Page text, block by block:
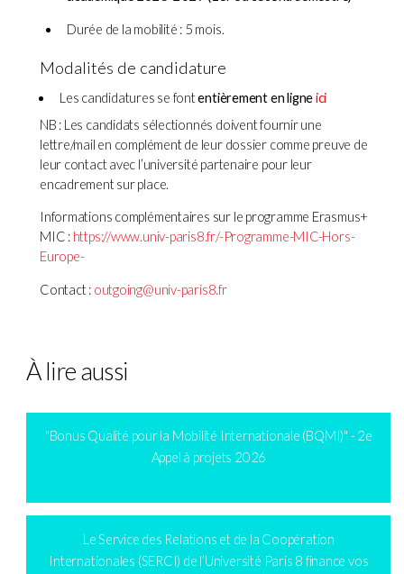
Durée de la mobilité : 5 mois.
Modalités de candidature
Les candidatures se fontentièrement en ligneici
NB : Les candidats sélectionnés doivent fournir une
lettre/mail en complément de leur dossier comme preuve de
leur contact avec l’université partenaire pour leur
encadrement sur place.
Informations complémentaires sur le programme Erasmus+
MIC : https://www.univ-paris8.fr/-Programme-MIC-Hors-
Europe-
Contact : outgoing@univ-paris8.fr
À lire aussi
"Bonus Qualité pour la Mobilité Internationale (BQMI)" - 2e
Appel à projets 2026
Le Service des Relations et de la Coopération
Internationales (SERCI) de l’Université Paris 8 finance vos